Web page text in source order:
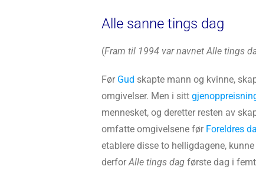
Alle sanne tings dag
(Fram til 1994 var navnet Alle tings
Før Gud skapte mann og kvinne,
omgivelser. Men i sitt
mennesket, og deretter resten av
omfatte omgivelsene før Foreldres
etablere disse to helligdagene,
derforAlle tings dag første dag i